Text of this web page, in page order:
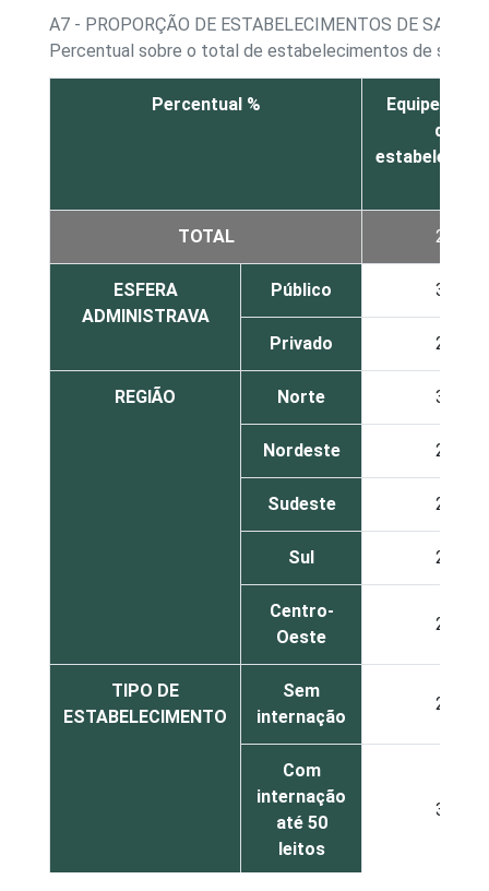
A7 - PROPORÇÃO DE ESTABELECIMENTOS DE
Percentual sobre o total de estabelecimentos de
Percentual %
Equipe
do
TOTAL 26
ESFERA
ADMINISTRAVA
Público 30
Privado 23
REGIÃO Norte 35
Nordeste 26
Sudeste 25
Sul 28
Centro-
Oeste
24
TIPO DE
ESTABELECIMENTO
Sem
internação
23
Com
internação
até 50
leitos
33